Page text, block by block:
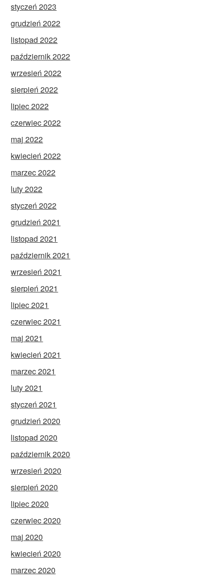
styczeń 2023
grudzień 2022
listopad 2022
październik 2022
wrzesień 2022
sierpień 2022
lipiec 2022
czerwiec 2022
maj 2022
kwiecień 2022
marzec 2022
luty 2022
styczeń 2022
grudzień 2021
listopad 2021
październik 2021
wrzesień 2021
sierpień 2021
lipiec 2021
czerwiec 2021
maj 2021
kwiecień 2021
marzec 2021
luty 2021
styczeń 2021
grudzień 2020
listopad 2020
październik 2020
wrzesień 2020
sierpień 2020
lipiec 2020
czerwiec 2020
maj 2020
kwiecień 2020
marzec 2020